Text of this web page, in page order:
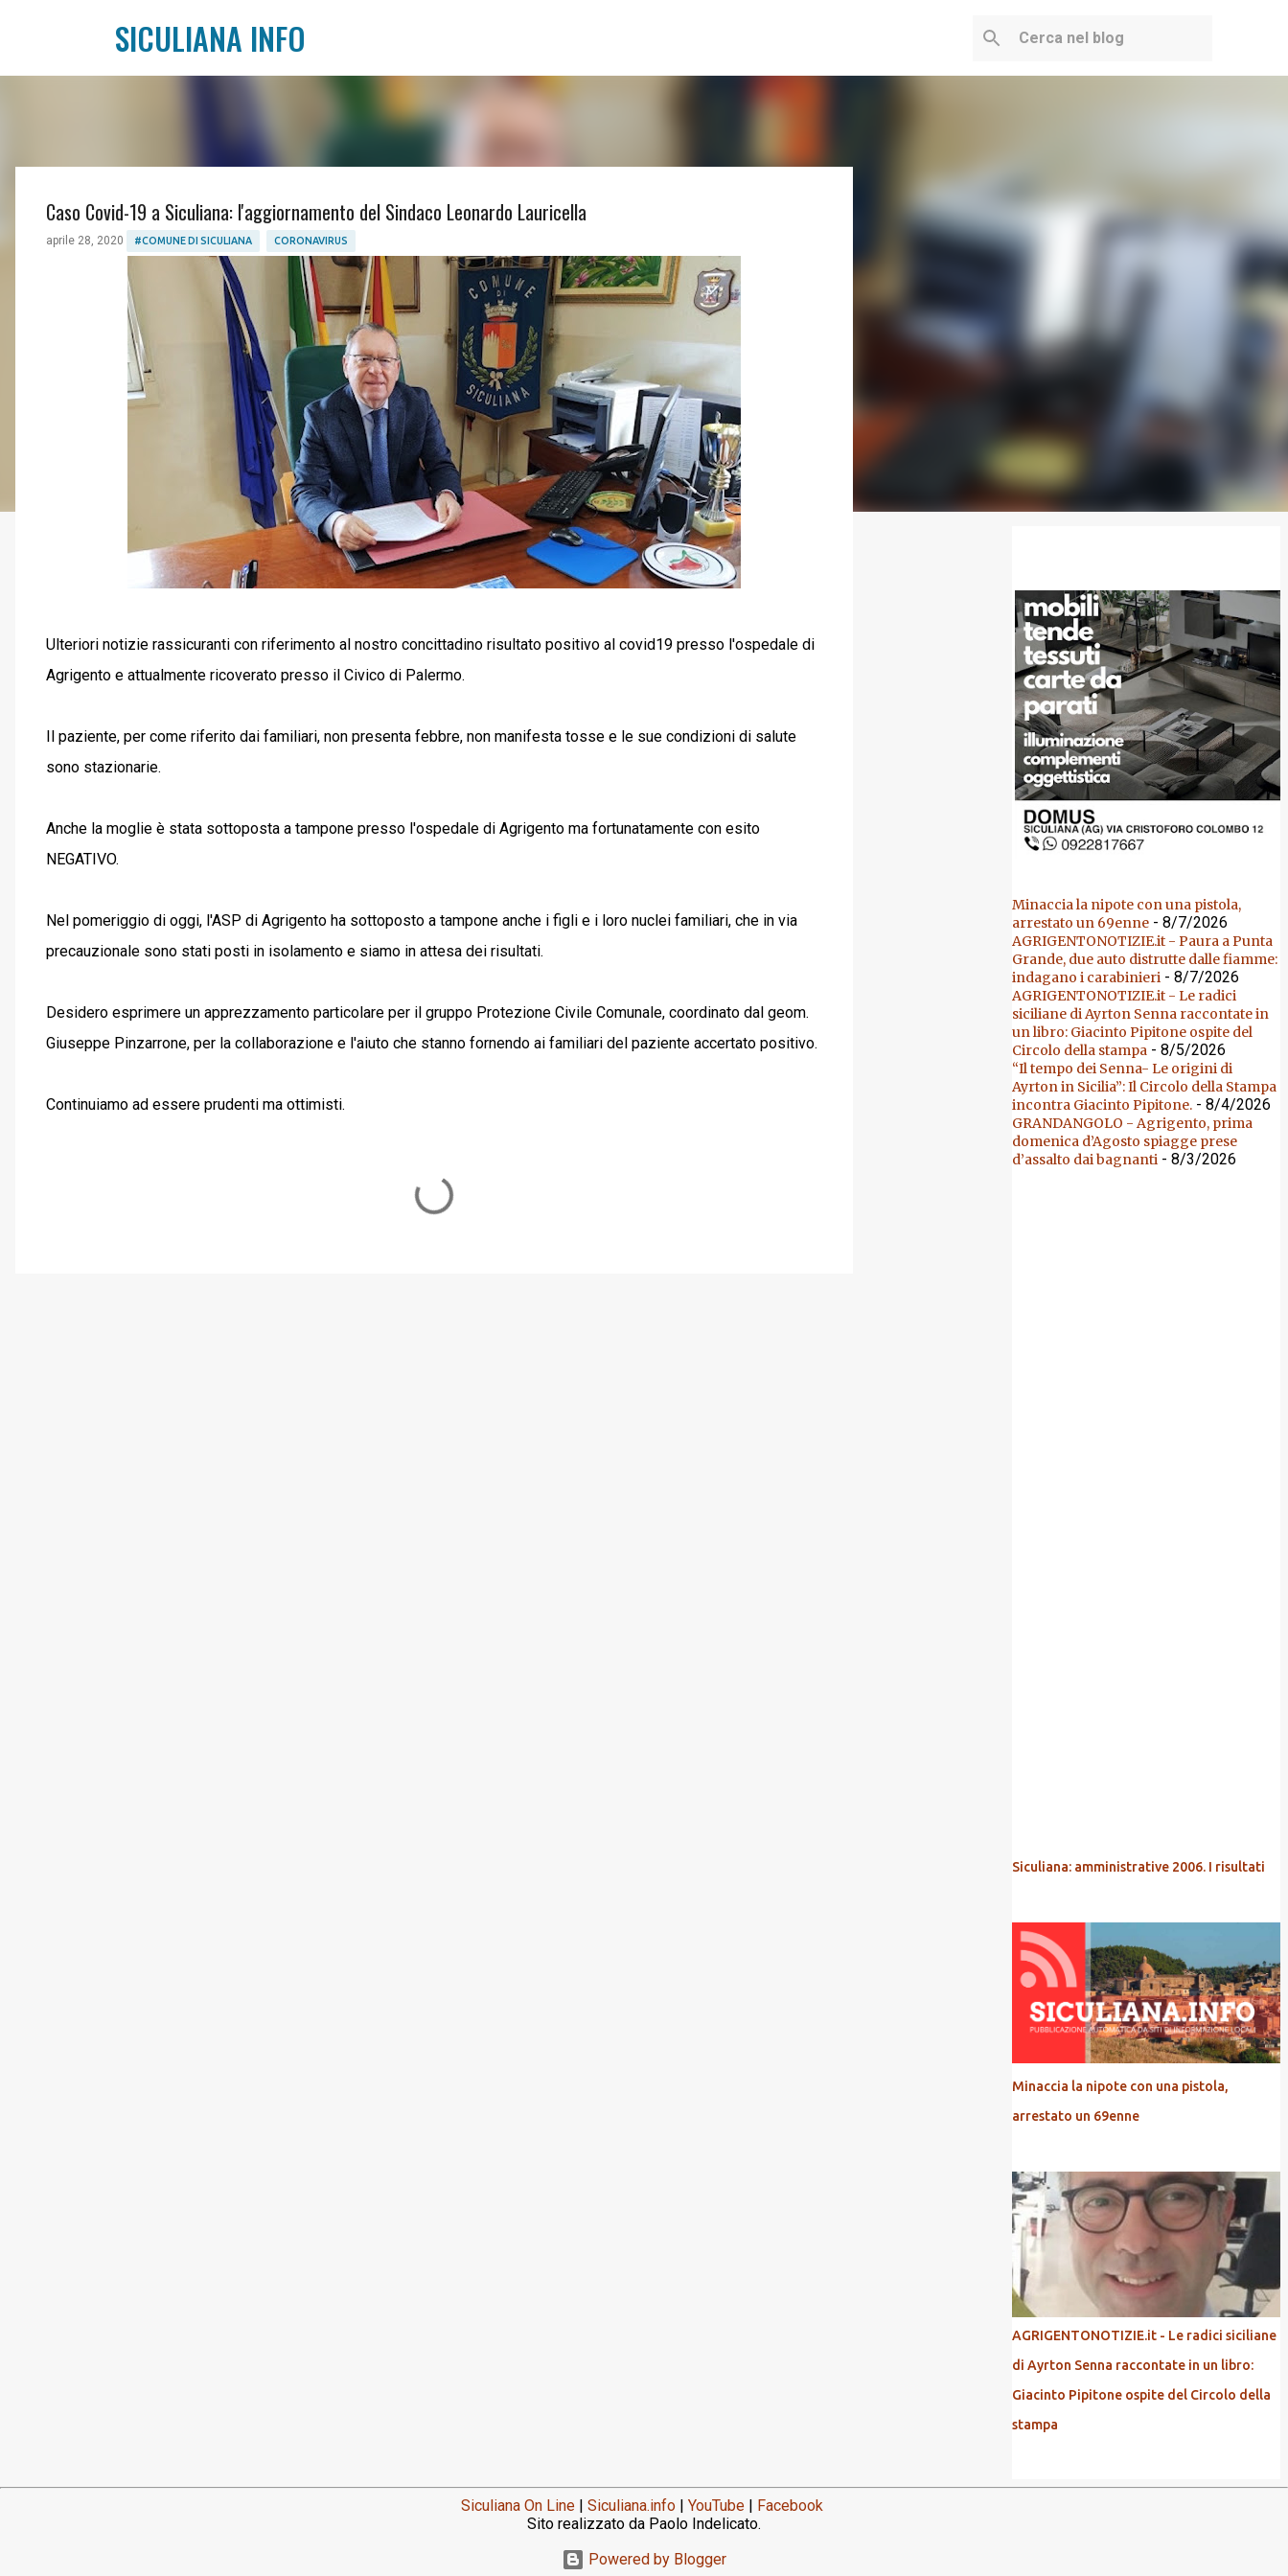
SICULIANA INFO
Caso Covid-19 a Siculiana: l'aggiornamento del Sindaco Leonardo Lauricella
aprile 28, 2020 #COMUNE DI SICULIANA CORONAVIRUS
Ulteriori notizie rassicuranti con riferimento al nostro concittadino risultato positivo al covid19 presso l'ospedale di
Agrigento e attualmente ricoverato presso il Civico di Palermo.
Il paziente, per come riferito dai familiari, non presenta febbre, non manifesta tosse e le sue condizioni di salute
sono stazionarie.
Anche la moglie è stata sottoposta a tampone presso l'ospedale di Agrigento ma fortunatamente con esito
NEGATIVO.
Nel pomeriggio di oggi, l'ASP di Agrigento ha sottoposto a tampone anche i figli e i loro nuclei familiari, che in via
precauzionale sono stati posti in isolamento e siamo in attesa dei risultati.
Desidero esprimere un apprezzamento particolare per il gruppo Protezione Civile Comunale, coordinato dal geom.
Giuseppe Pinzarrone, per la collaborazione e l'aiuto che stanno fornendo ai familiari del paziente accertato positivo.
Continuiamo ad essere prudenti ma ottimisti.
Minaccia la nipote con una pistola,
arrestato un 69enne - 8/7/2026
AGRIGENTONOTIZIE.it - Paura a Punta
Grande, due auto distrutte dalle fiamme:
indagano i carabinieri - 8/7/2026
AGRIGENTONOTIZIE.it - Le radici
siciliane di Ayrton Senna raccontate in
un libro: Giacinto Pipitone ospite del
Circolo della stampa - 8/5/2026
“Il tempo dei Senna- Le origini di
Ayrton in Sicilia”: Il Circolo della Stampa
incontra Giacinto Pipitone. - 8/4/2026
GRANDANGOLO - Agrigento, prima
domenica d’Agosto spiagge prese
d’assalto dai bagnanti - 8/3/2026
Siculiana: amministrative 2006. I risultati
Minaccia la nipote con una pistola,
arrestato un 69enne
AGRIGENTONOTIZIE.it - Le radici siciliane
di Ayrton Senna raccontate in un libro:
Giacinto Pipitone ospite del Circolo della
stampa
Siculiana On Line | Siculiana.info | YouTube | Facebook
Sito realizzato da Paolo Indelicato.
Powered by Blogger